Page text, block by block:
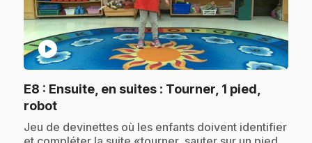
play_circle
E8 : Ensuite, en suites : Tourner, 1 pied,
robot.
.Jeu de devinettes où les enfants doivent identifier